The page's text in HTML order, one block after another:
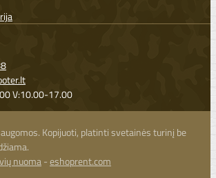
V:10.00-17.00
Kopijuoti, platinti svetainės turinį be
nuoma-eshoprent.com